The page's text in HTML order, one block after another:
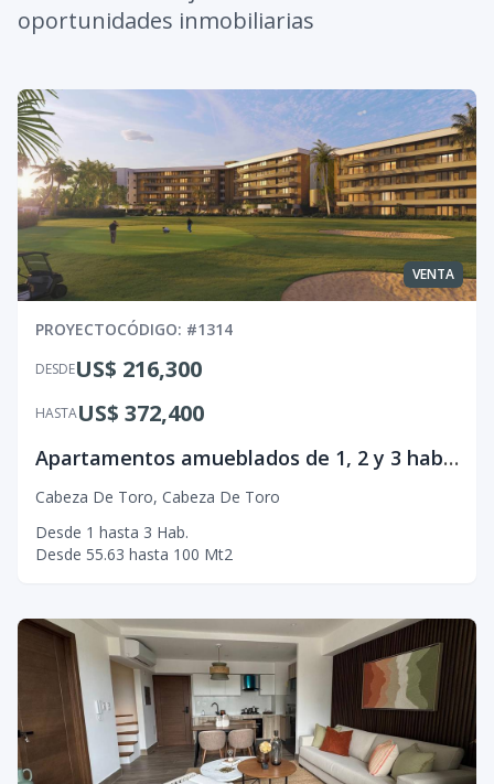
oportunidades inmobiliarias
VENTA
PROYECTOCÓDIGO: #1314
DESDEUS$ 216,300
HASTAUS$ 372,400
Apartamentos amueblados de 1, 2 y 3 habitaciones dentro de Coral Golf Resort.
Cabeza De Toro, Cabeza De Toro
Desde 1 hasta 3 Hab.
Desde 55.63 hasta 100 Mt2